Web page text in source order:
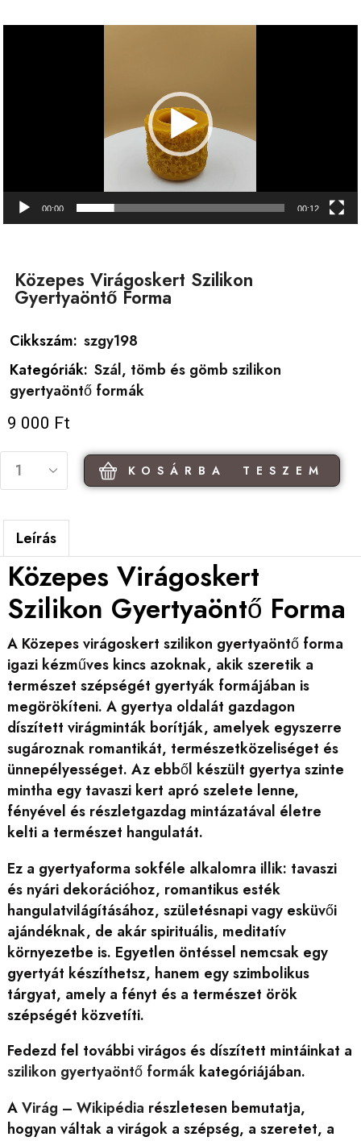
00:00 00:12
Közepes Virágoskert Szilikon
Gyertyaöntő Forma
Cikkszám: szgy198
Kategóriák: Szál, tömb és gömb szilikon
gyertyaöntő formák
9 000 Ft
KOSÁRBA TESZEM
Leírás
Közepes Virágoskert
Szilikon Gyertyaöntő Forma
A Közepes virágoskert szilikon gyertyaöntő forma
igazi kézműves kincs azoknak, akik szeretik a
természet szépségét gyertyák formájában is
megörökíteni. A gyertya oldalát gazdagon
díszített virágminták borítják, amelyek egyszerre
sugároznak romantikát, természetközeliséget és
ünnepélyességet. Az ebből készült gyertya szinte
mintha egy tavaszi kert apró szelete lenne,
fényével és részletgazdag mintázatával életre
kelti a természet hangulatát.
Ez a gyertyaforma sokféle alkalomra illik: tavaszi
és nyári dekorációhoz, romantikus esték
hangulatvilágításához, születésnapi vagy esküvői
ajándéknak, de akár spirituális, meditatív
környezetbe is. Egyetlen öntéssel nemcsak egy
gyertyát készíthetsz, hanem egy szimbolikus
tárgyat, amely a fényt és a természet örök
szépségét közvetíti.
Fedezd fel további virágos és díszített mintáinkat a
szilikon gyertyaöntő formákkategóriájában.
AVirág – Wikipédia részletesen bemutatja,
hogyan váltak a virágok a szépség, a szeretet, a